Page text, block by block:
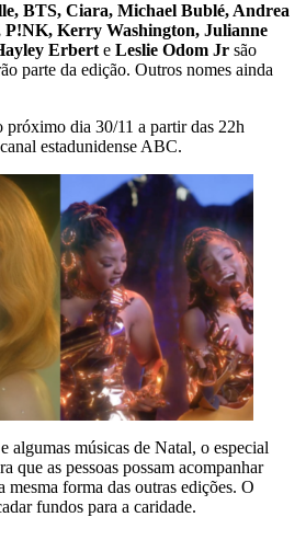
BTS, Ciara, Michael Bublé, Andrea
Kerry Washington, Julianne
Erbert e Leslie Odom Jr são
parte da edição. Outros nomes ainda
próximo dia 30/11 a partir das 22h
estadunidense ABC.
algumas músicas de Natal, o especial
que as pessoas possam acompanhar
mesma forma das outras edições. O
fundos para a caridade.